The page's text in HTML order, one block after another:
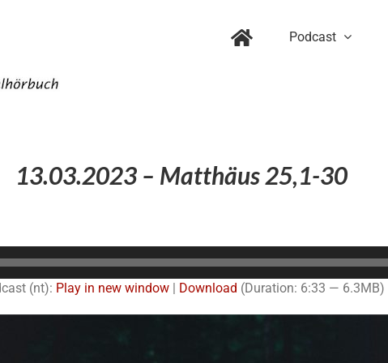
Podcast
13.03.2023 – Matthäus 25,1-30
(nt): Play in new window| Download (Duration: 6:33 — 6.3MB)